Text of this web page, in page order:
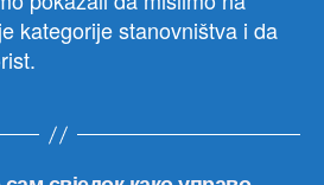
kategorije stanovništva i da